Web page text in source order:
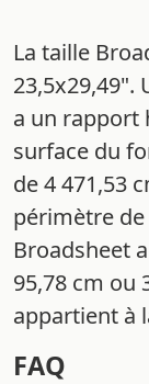
La taille
23,5x29,49".
a un rapport
surface du
de 4 471,53
périmètre
Broadsheet
95,78 cm ou
appartient à
FAQ